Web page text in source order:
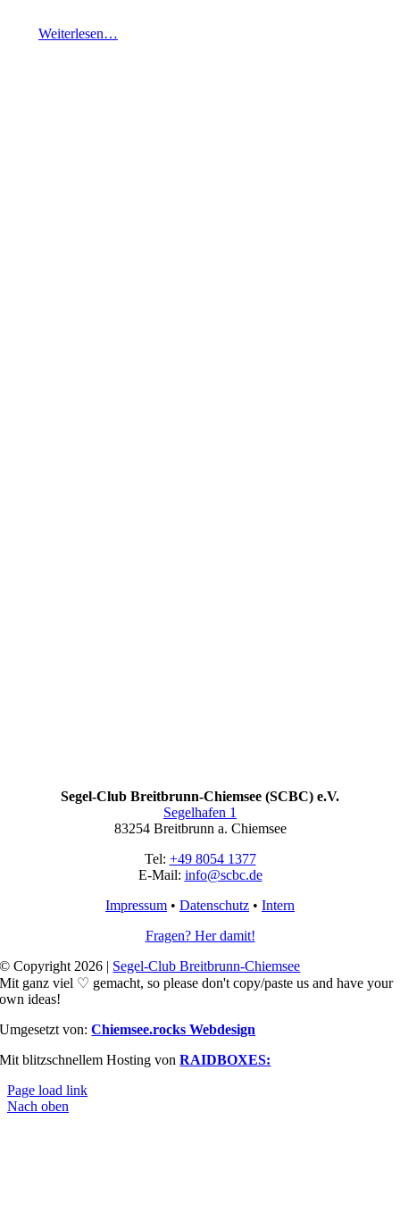
Weiterlesen…
Segel-Club Breitbrunn-Chiemsee (SCBC) e.V.
Segelhafen 1
83254 Breitbrunn a. Chiemsee
Tel: +49 8054 1377
E-Mail: info@scbc.de
Impressum • Datenschutz • Intern
Fragen? Her damit!
© Copyright 2026 | Segel-Club Breitbrunn-Chiemsee
Mit ganz viel ♡ gemacht, so please don't copy/paste us and have your
own ideas!
Umgesetzt von:Chiemsee.rocks Webdesign
Mit blitzschnellem Hosting vonRAIDBOXES:
Page load link
Nach oben